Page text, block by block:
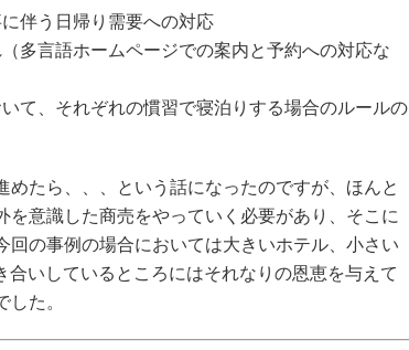
伴う日帰り需要への対応
多言語ホームページでの案内と予約への対応な
て、それぞれの慣習で寝泊りする場合のルールの
めたら、、、という話になったのですが、ほんと
意識した商売をやっていく必要があり、そこに
回の事例の場合においては大きいホテル、小さい
いしているところにはそれなりの恩恵を与えて
た。